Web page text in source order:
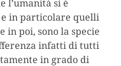
l’umanità si è
in particolare quelli
in poi, sono la specie
infatti di tutti
in grado di